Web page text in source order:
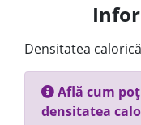
Densitatea
Află cum
densitatea